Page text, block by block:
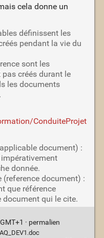
cela donne un
définissent les
pendant la vie du
sont les
créés durant le
les documents
ConduiteProjet
document) :
donnée.
(reference document) :
que référence
qui le cite.
· permalien